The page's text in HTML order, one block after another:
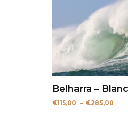
Belharra –
€115,00 – €285,00